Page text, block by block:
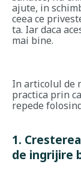
ajute, in
ceea ce
ta. Iar daca
mai bine.
In articolul de
practica prin
repede
1.
de ingrijire